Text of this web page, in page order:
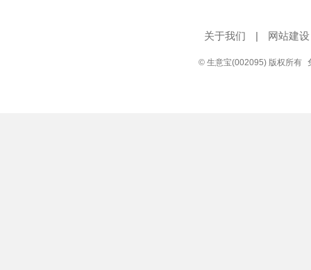
关于我们 | 网站建设
© 生意宝(002095) 版权所有